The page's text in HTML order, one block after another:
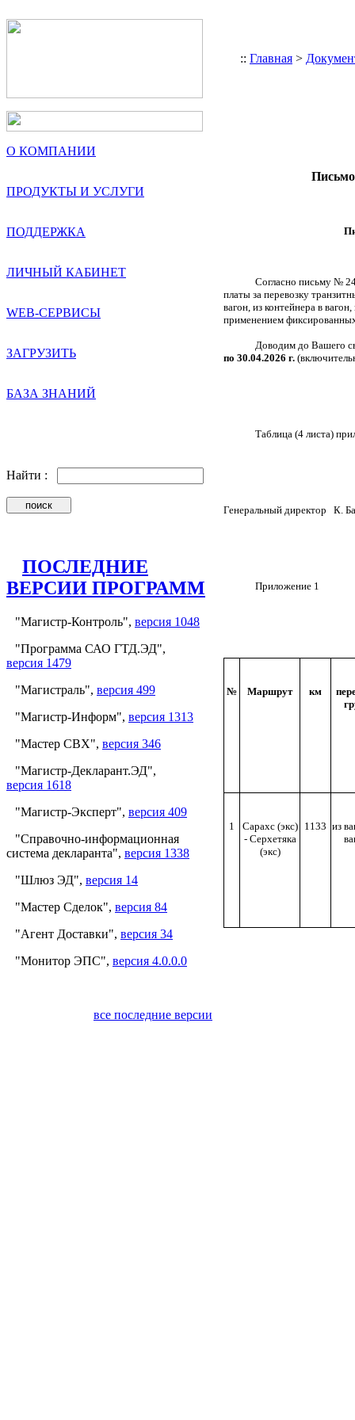
:: Главная >
О КОМПАНИИ
ПРОДУКТЫ И УСЛУГИ
ПОДДЕРЖКА
ЛИЧНЫЙ КАБИНЕТ
WEB-СЕРВИСЫ
ЗАГРУЗИТЬ
БАЗА ЗНАНИЙ
Найти :
ПОСЛЕДНИЕ
ВЕРСИИ ПРОГРАММ
"Магистр-Контроль", версия 1048
"Программа САО ГТД.ЭД",
версия 1479
"Магистраль", версия 499
"Магистр-Информ", версия 1313
"Мастер СВХ", версия 346
"Магистр-Декларант.ЭД",
версия 1618
"Магистр-Эксперт", версия 409
"Справочно-информационная
система декларанта", версия 1338
"Шлюз ЭД", версия 14
"Мастер Сделок", версия 84
"Агент Доставки", версия 34
"Монитор ЭПС", версия 4.0.0.0
все последние версии
Согласно письму №
платы за перевозку
вагон, из контейнера в
применением
Доводим до Вашего
по 30.04.2026 г.
Таблица (4 листа)
Генеральный директор К.
Приложение 1
№ Маршрут км
1
Сарахс (экс)
- Серхетяка
(экс)
1133 из